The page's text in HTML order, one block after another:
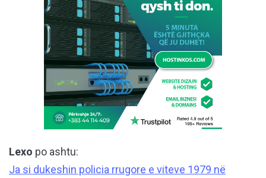
Lexo po ashtu:
Ja si dukeshin policia rrugore e viteve 1979 në